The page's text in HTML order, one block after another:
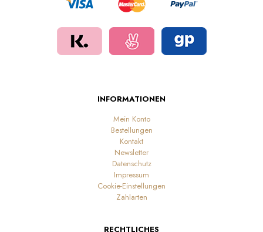
INFORMATIONEN
Mein Konto
Bestellungen
Kontakt
Newsletter
Datenschutz
Impressum
Cookie-Einstellungen
Zahlarten
RECHTLICHES